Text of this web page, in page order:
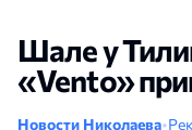
Шале у
«Vento»
Новости Николаева•